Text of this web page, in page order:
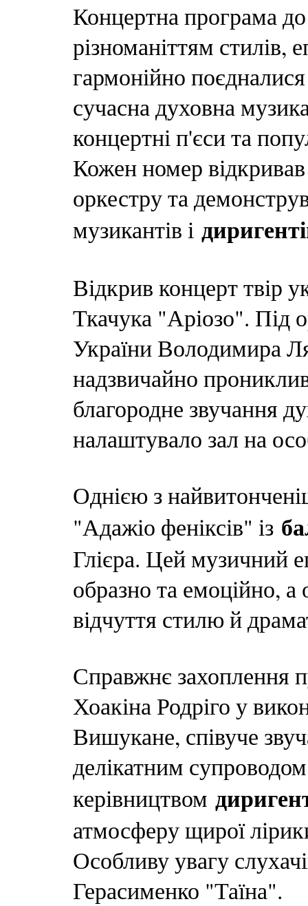
Концертна програма
різноманіттям стилів,
гармонійно поєдналися
сучасна духовна
концертні п'єси та
Кожен номер
оркестру та
музикантів і
Відкрив концерт твір
Ткачука "Аріозо". Під
України Володимира
надзвичайно
благородне звучання
налаштувало зал на
Однією з
"Адажіо феніксів" із
Глієра. Цей музичний
образно та емоційно,
відчуття стилю й
Справжнє захоплення
Хоакіна Родріго у
Вишукане, співуче
делікатним
керівництвом
атмосферу щирої
Особливу увагу
Герасименко "Таїна".